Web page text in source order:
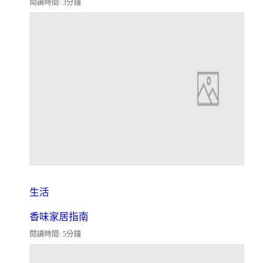
閱讀時間: 3分鐘
生活
香味家居指南
閱讀時間: 5分鐘